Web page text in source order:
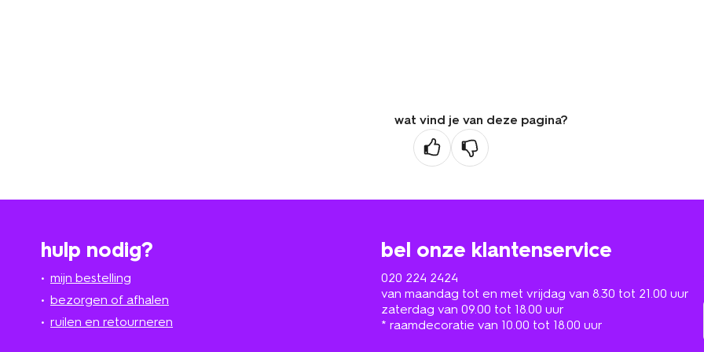
wat vind je van deze pagina?
hulp nodig?
mijn bestelling
bezorgen of afhalen
ruilen en retourneren
bel onze klantenservice
020 224 2424
van maandag tot en met vrijdag van 8.30 tot 21.00 uur
zaterdag van 09.00 tot 18.00 uur
* raamdecoratie van 10.00 tot 18.00 uur